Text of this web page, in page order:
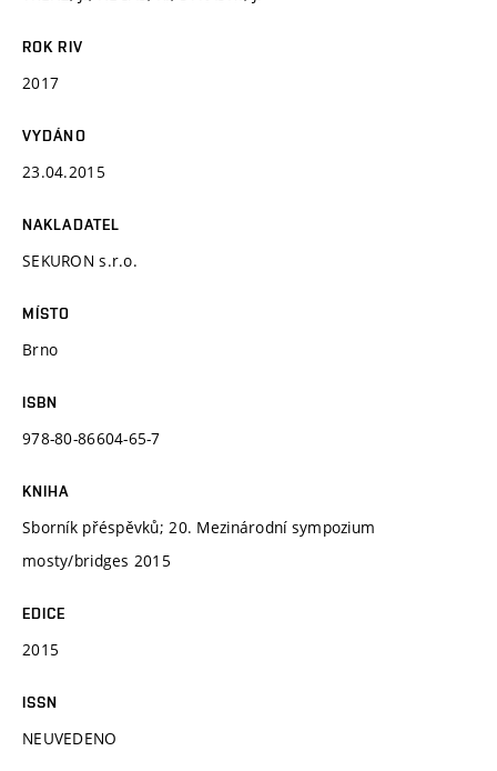
ROK RIV
2017
VYDÁNO
23.04.2015
NAKLADATEL
SEKURON s.r.o.
MÍSTO
Brno
ISBN
978-80-86604-65-7
KNIHA
Sborník přéspěvků; 20. Mezinárodní sympozium
mosty/bridges 2015
EDICE
2015
ISSN
NEUVEDENO